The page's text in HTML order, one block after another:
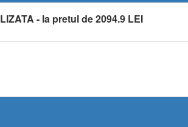
- la pretul de 2094.9 LEI